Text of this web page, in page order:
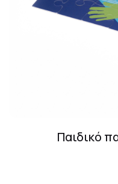
Παιδικό